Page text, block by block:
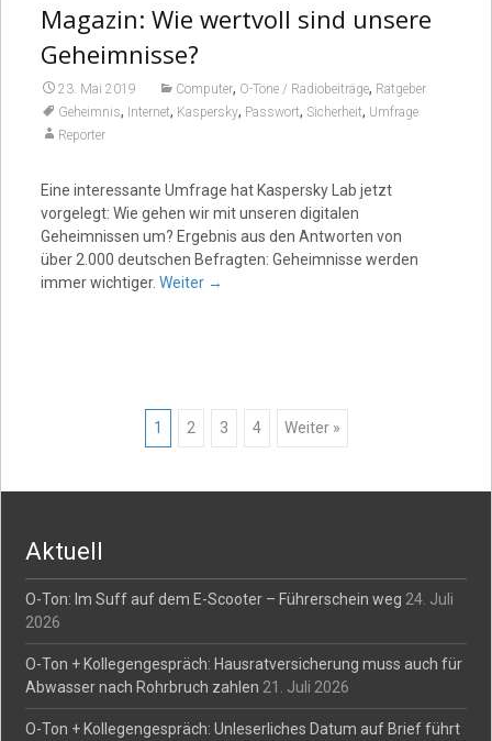
Magazin: Wie wertvoll sind unsere
Geheimnisse?
23. Mai 2019 Computer, O-Töne / Radiobeiträge, Ratgeber
Geheimnis, Internet, Kaspersky, Passwort, Sicherheit, Umfrage
Reporter
Eine interessante Umfrage hat Kaspersky Lab jetzt
vorgelegt: Wie gehen wir mit unseren digitalen
Geheimnissen um? Ergebnis aus den Antworten von
über 2.000 deutschen Befragten: Geheimnisse werden
immer wichtiger. Weiter →
navigation
1 2 3 4 Weiter »
Aktuell
O-Ton: Im Suff auf dem E-Scooter – Führerschein weg 24. Juli
2026
O-Ton + Kollegengespräch: Hausratversicherung muss auch für
Abwasser nach Rohrbruch zahlen 21. Juli 2026
O-Ton + Kollegengespräch: Unleserliches Datum auf Brief führt